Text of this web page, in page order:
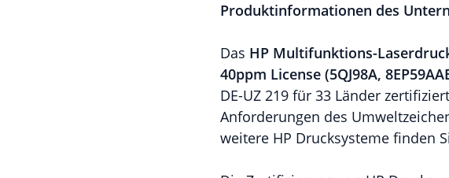
Produktinformationen des
Das HP Multifunktions-
40ppm License (5QJ98A,
DE-UZ 219 für 33 Länder
Anforderungen des
weitere HP Drucksysteme finden